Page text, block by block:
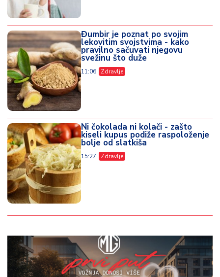
Đumbir je poznat po svojim
lekovitim svojstvima - kako
pravilno sačuvati njegovu
svežinu što duže
11:06 Zdravlje
Ni čokolada ni kolači - zašto
kiseli kupus podiže raspoloženje
bolje od slatkiša
15:27 Zdravlje